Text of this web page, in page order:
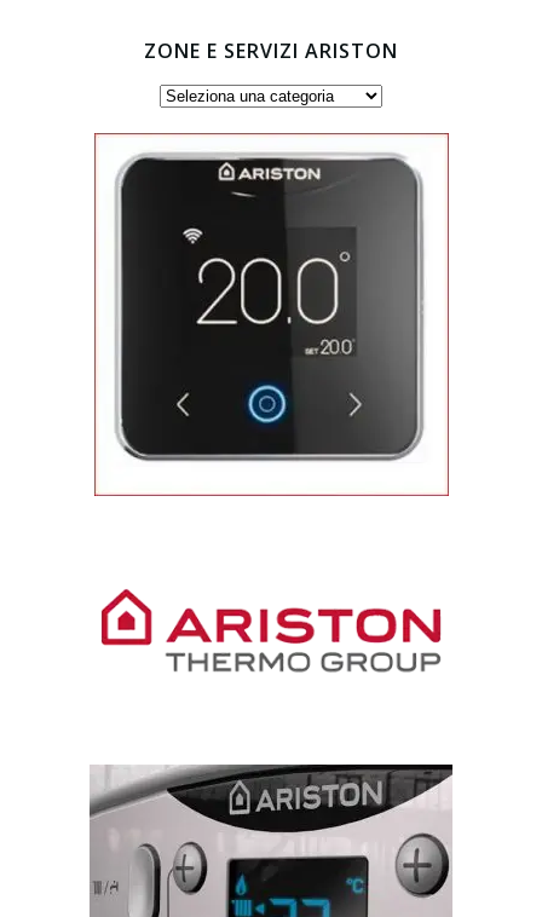
ZONE E SERVIZI ARISTON
Zone
servizi
Ariston